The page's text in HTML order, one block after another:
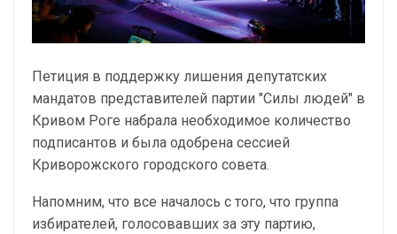
Петиция в поддержку лишения депутатских
мандатов представителей партии "Силы людей" в
Кривом Роге набрала необходимое количество
подписантов и была одобрена сессией
Криворожского городского совета.
Напомним, что все началось с того, что группа
избирателей, голосовавших за эту партию,